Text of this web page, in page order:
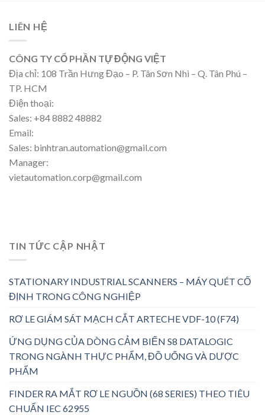
LIÊN HỆ
CÔNG TY CỔ PHẦN TỰ ĐỘNG VIỆT
Địa chỉ: 108 Trần Hưng Đạo – P. Tân Sơn Nhì – Q. Tân Phú –
TP. HCM
Điện thoại:
Sales: +84 8882 48882
Email:
Sales: binhtran.automation@gmail.com
Manager:
vietautomation.corp@gmail.com
TIN TỨC CẬP NHẬT
STATIONARY INDUSTRIAL SCANNERS – MÁY QUÉT CỐ
ĐỊNH TRONG CÔNG NGHIỆP
RƠ LE GIÁM SÁT MẠCH CẮT ARTECHE VDF-10 (F74)
ỨNG DỤNG CỦA DÒNG CẢM BIẾN S8 DATALOGIC
TRONG NGÀNH THỰC PHẨM, ĐỒ UỐNG VÀ DƯỢC
PHẨM
FINDER RA MẮT RƠ LE NGUỒN (68 SERIES) THEO TIÊU
CHUẨN IEC 62955